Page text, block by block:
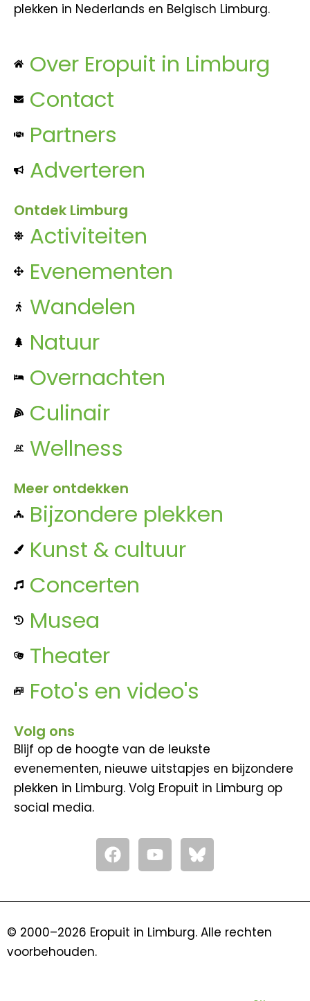
plekken in Nederlands en Belgisch Limburg.
Over Eropuit in Limburg
Contact
Partners
Adverteren
Ontdek Limburg
Activiteiten
Evenementen
Wandelen
Natuur
Overnachten
Culinair
Wellness
Meer ontdekken
Bijzondere plekken
Kunst & cultuur
Concerten
Musea
Theater
Foto's en video's
Volg ons
Blijf op de hoogte van de leukste
evenementen, nieuwe uitstapjes en bijzondere
plekken in Limburg. Volg Eropuit in Limburg op
social media.
F
a
c
o
Y
o
u
b
© 2000–2026 Eropuit in Limburg. Alle rechten
voorbehouden.